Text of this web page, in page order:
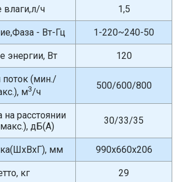
влаги,л/ч 1,5
- Вт-Гц 1-220~240-50
энергии, Вт 120
(мин./
м3/ч
500/600/800
расстоянии
дБ(A)
30/33/35
мм 990x660x206
кг 29